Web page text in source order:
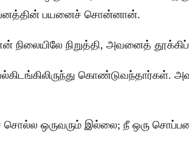
பயனைச் சொன்னான்.
நிறுத்தி, அவனைத்
கொண்டுவந்தார்கள்.
ஒருவரும் இல்லை; நீ ஒரு